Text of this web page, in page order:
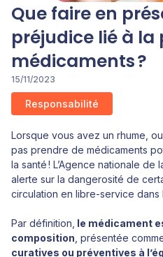
Que faire en
préjudice lié à la
médicaments ?
15/11/2023
Responsabilité
Lorsque vous avez un rhume,
pas prendre de médicaments
la santé ! L’Agence nationale
alerte sur la dangerosité de
circulation en libre-service dans
Par définition, le médicament
composition , présentée
curatives ou préventives à